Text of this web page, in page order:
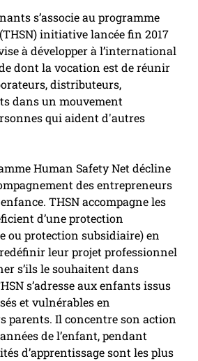
s’associe au programme
initiative lancée fin 2017
à développer à l’international
dont la vocation est de réunir
distributeurs,
dans un mouvement
qui aident d'autres
Human Safety Net décline
des entrepreneurs
THSN accompagne les
d’une protection
ou protection subsidiaire) en
leur projet professionnel
s’ils le souhaitent dans
s’adresse aux enfants issus
et vulnérables en
parents. Il concentre son action
de l’enfant, pendant
d’apprentissage sont les plus